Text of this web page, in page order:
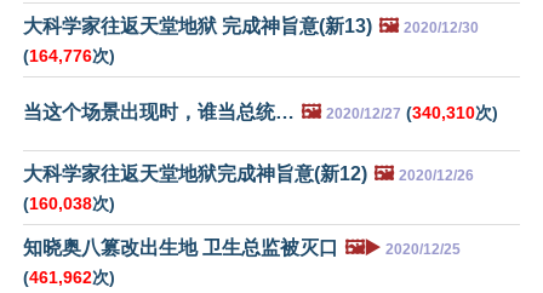
大科学家往返天堂地狱 完成神旨意(新13) 🖼️ 2020/12/30
(164,776次)
当这个场景出现时，谁当总统… 🖼️ 2020/12/27 (340,310次)
大科学家往返天堂地狱完成神旨意(新12) 🖼️ 2020/12/26
(160,038次)
知晓奥八篡改出生地 卫生总监被灭口 🖼️▶️ 2020/12/25
(461,962次)